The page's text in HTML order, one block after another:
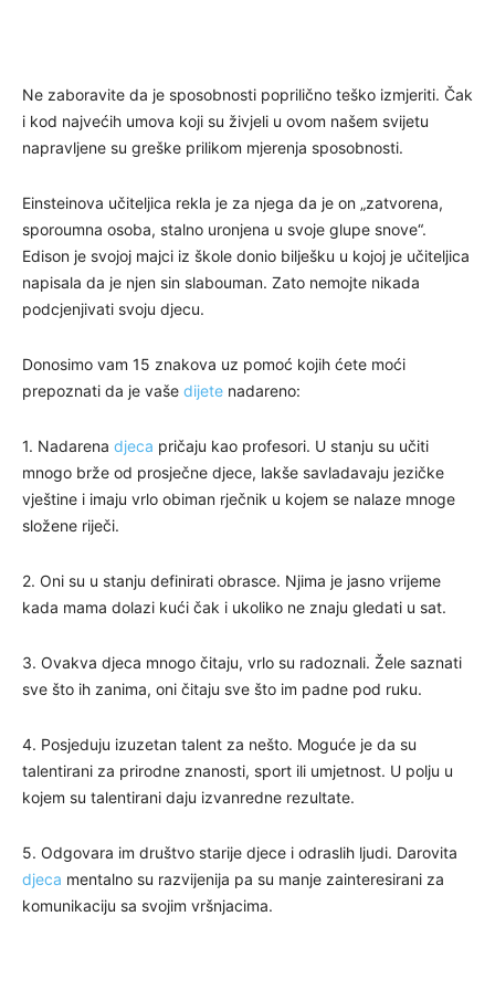
Ne zaboravite da je sposobnosti poprilično teško izmjeriti. Čak
i kod najvećih umova koji su živjeli u ovom našem svijetu
napravljene su greške prilikom mjerenja sposobnosti.
Einsteinova učiteljica rekla je za njega da je on „zatvorena,
sporoumna osoba, stalno uronjena u svoje glupe snove“.
Edison je svojoj majci iz škole donio bilješku u kojoj je učiteljica
napisala da je njen sin slabouman. Zato nemojte nikada
podcjenjivati svoju djecu.
Donosimo vam 15 znakova uz pomoć kojih ćete moći
prepoznati da je vaše dijete nadareno:
1. Nadarena djeca pričaju kao profesori. U stanju su učiti
mnogo brže od prosječne djece, lakše savladavaju jezičke
vještine i imaju vrlo obiman rječnik u kojem se nalaze mnoge
složene riječi.
2. Oni su u stanju definirati obrasce. Njima je jasno vrijeme
kada mama dolazi kući čak i ukoliko ne znaju gledati u sat.
3. Ovakva djeca mnogo čitaju, vrlo su radoznali. Žele saznati
sve što ih zanima, oni čitaju sve što im padne pod ruku.
4. Posjeduju izuzetan talent za nešto. Moguće je da su
talentirani za prirodne znanosti, sport ili umjetnost. U polju u
kojem su talentirani daju izvanredne rezultate.
5. Odgovara im društvo starije djece i odraslih ljudi. Darovita
djeca mentalno su razvijenija pa su manje zainteresirani za
komunikaciju sa svojim vršnjacima.